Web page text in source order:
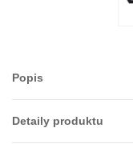
Popis
Detaily produktu